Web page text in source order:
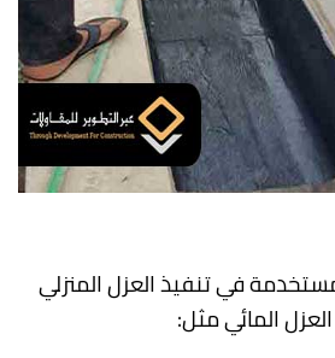
في تنفيذ العزل المنزلي
المائي مثل: